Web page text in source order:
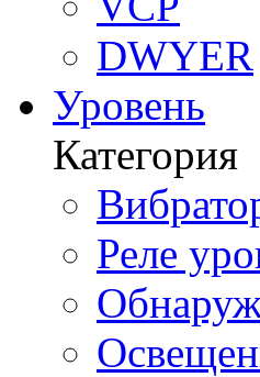
DWYER
Уровень
Категория
Реле